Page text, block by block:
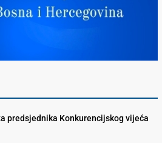
predsjednika Konkurencijskog vijeća